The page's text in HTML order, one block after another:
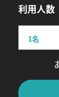
利用人数